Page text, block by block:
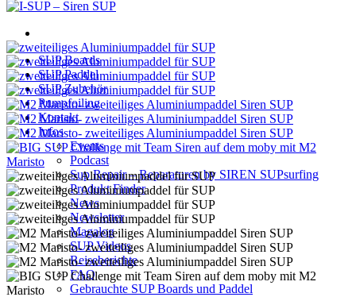
SUP Boards
SUP Paddel
SUP Zubehör
Pumpfoiling
Kontakt
Infos
Events
Podcast
Sup Repair – Reparaturen by SIREN SUPsurfing
Produkt Finder
News
Newsletter
Magalog
SUP Videos
Reiseberichte
FAQ
Gebrauchte SUP Boards und Paddel